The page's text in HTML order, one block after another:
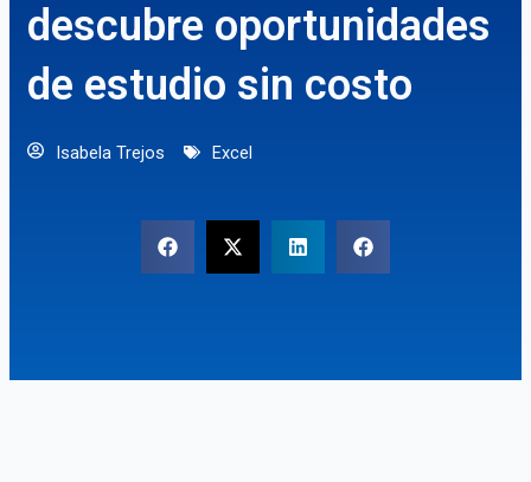
descubre oportunidades
de estudio sin costo
Isabela Trejos Excel